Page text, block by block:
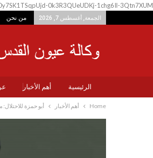
0k3R3QUeUDKj-1chg6Il-3Qtn7XUM
الجمعة, أغسطس 7, 2026 من نحن
الرئيسية أهم الأخبار
Home أهم الأخبار أبو حمزة